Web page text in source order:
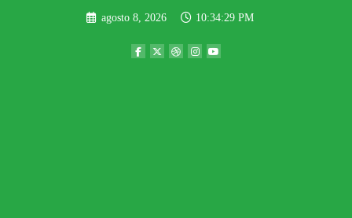
agosto 8, 2026 10:34:30 PM